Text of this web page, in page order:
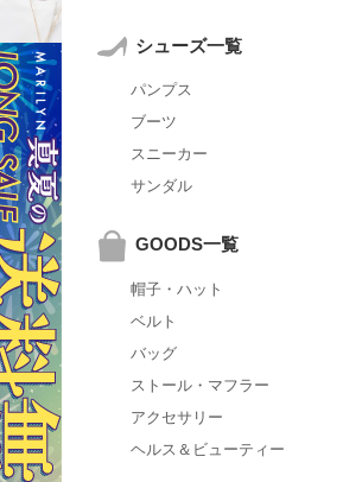
シューズ一覧
パンプス
ブーツ
スニーカー
サンダル
GOODS一覧
帽子・ハット
ベルト
バッグ
ストール・マフラー
アクセサリー
ヘルス＆ビューティー